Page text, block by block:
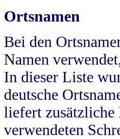
Ortsnamen
Bei den
Namen
In dieser Liste
deutsche
liefert zusätzliche
verwendeten